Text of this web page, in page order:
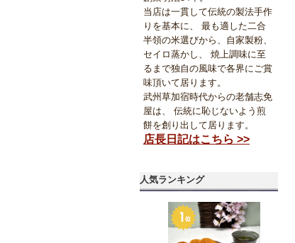
当店は一貫して伝統の製法手作
りを基本に、 最も適した二合
半領の米選びから、自家製粉、
セイロ蒸かし、 焼上調味に至
るまで独自の風味で各界にご賞
味頂いて居ります。
武州草加宿時代からの老舗志免
屋は、 伝統に恥じないよう煎
餅を創り出して居ります。
店長日記はこちら >>
人気ランキング